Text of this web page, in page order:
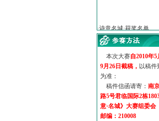
·诗意名城·地铁时间
地铁完美呈现【诗意·
参赛作品多达5000多首
“诗意·名城”晒诗会
特别通知--致广大诗词
本次大赛自2010年
9月26日截稿， 以稿件
为准：
稿件信函请寄： 南
路5号君临国际2栋
意·名城》大赛组委会
邮编：210008